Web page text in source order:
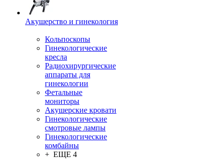
Акушерство и гинекология
Кольпоскопы
Гинекологические
кресла
Радиохирургические
аппараты для
гинекологии
Фетальные
мониторы
Акушерские кровати
Гинекологические
смотровые лампы
Гинекологические
комбайны
+ ЕЩЕ 4